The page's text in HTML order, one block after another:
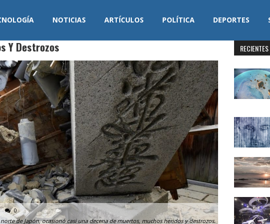
NOTICIAS ARTÍCULOS POLÍTICA DEPORTES
Y Destrozos
0
de Japón, ocasionó casi una decena de muertos, muchos heridos y destrozos.
RECIENTES